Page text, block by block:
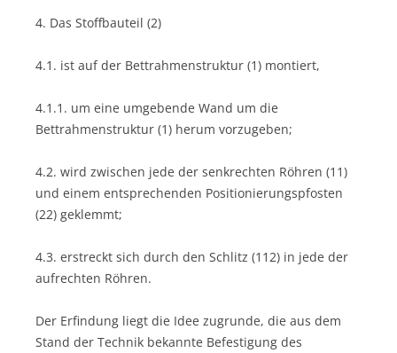
4. Das Stoffbauteil (2)
4.1. ist auf der Bettrahmenstruktur (1) montiert,
4.1.1. um eine umgebende Wand um die
Bettrahmenstruktur (1) herum vorzugeben;
4.2. wird zwischen jede der senkrechten Röhren (11)
und einem entsprechenden Positionierungspfosten
(22) geklemmt;
4.3. erstreckt sich durch den Schlitz (112) in jede der
aufrechten Röhren.
Der Erfindung liegt die Idee zugrunde, die aus dem
Stand der Technik bekannte Befestigung des